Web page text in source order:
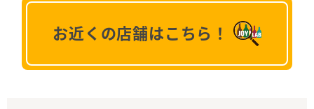
お近くの店舗はこちら！